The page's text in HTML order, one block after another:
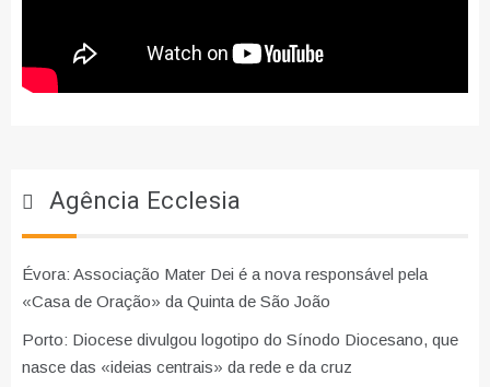
Agência Ecclesia
Évora: Associação Mater Dei é a nova responsável pela
«Casa de Oração» da Quinta de São João
Porto: Diocese divulgou logotipo do Sínodo Diocesano, que
nasce das «ideias centrais» da rede e da cruz